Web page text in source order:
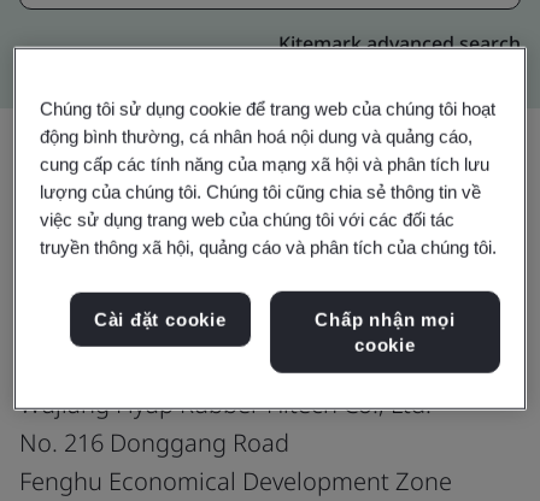
Kitemark advanced search
Chia sẻ:
IATF 16949:2016
Wujiang Flyup Rubber Hitech Co., Ltd.
No. 216 Donggang Road
Fenghu Economical Development Zone
Chúng tôi sử dụng cookie để trang web của chúng tôi hoạt
động bình thường, cá nhân hoá nội dung và quảng cáo,
cung cấp các tính năng của mạng xã hội và phân tích lưu
lượng của chúng tôi. Chúng tôi cũng chia sẻ thông tin về
việc sử dụng trang web của chúng tôi với các đối tác
truyền thông xã hội, quảng cáo và phân tích của chúng tôi.
Cài đặt cookie
Chấp nhận mọi
cookie